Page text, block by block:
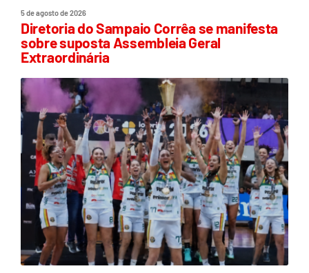
5 de agosto de 2026
Diretoria do Sampaio Corrêa se manifesta
sobre suposta Assembleia Geral
Extraordinária